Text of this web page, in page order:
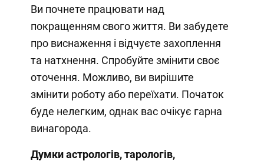
Ви почнете працювати над
покращенням свого життя. Ви забудете
про виснаження і відчуєте захоплення
та натхнення. Спробуйте змінити своє
оточення. Можливо, ви вирішите
змінити роботу або переїхати. Початок
буде нелегким, однак вас очікує гарна
винагорода.
Думки астрологів, тарологів,